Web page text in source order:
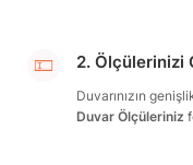
2. Ölçülerinizi
Duvarınızın
Duvar Ölçüleriniz